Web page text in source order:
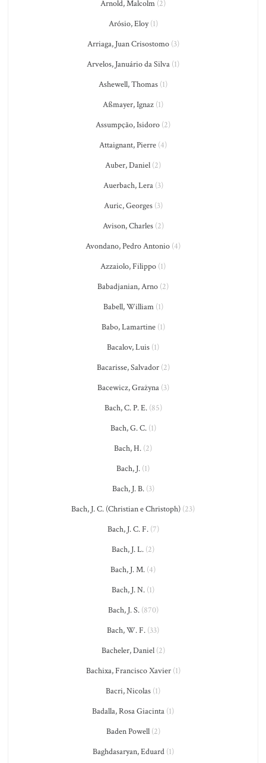
Arnold, Malcolm (2)
Arósio, Eloy(1)
Arriaga, Juan Crisostomo(3)
Arvelos, Januário da Silva (1)
Ashewell, Thomas (1)
Aßmayer, Ignaz (1)
Assumpção, Isidoro (2)
Attaignant, Pierre (4)
Auber, Daniel (2)
Auerbach, Lera(3)
Auric, Georges(3)
Avison, Charles(2)
Avondano, Pedro Antonio (4)
Azzaiolo, Filippo (1)
Babadjanian, Arno (2)
Babell, William(1)
Babo, Lamartine(1)
Bacalov, Luis (1)
Bacarisse, Salvador(2)
Bacewicz, Grażyna(3)
Bach, C. P. E.(85)
Bach, G. C.(1)
Bach, H. (2)
Bach, J. (1)
Bach, J. B.(3)
Bach, J. C. (Christian e Christoph) (23)
Bach, J. C. F.(7)
Bach, J. L. (2)
Bach, J. M. (4)
Bach, J. N. (1)
Bach, J. S.(870)
Bach, W. F. (33)
Bacheler, Daniel(2)
Bachixa, Francisco Xavier(1)
Bacri, Nicolas (1)
Badalla, Rosa Giacinta (1)
Baden Powell(2)
Baghdasaryan, Eduard(1)